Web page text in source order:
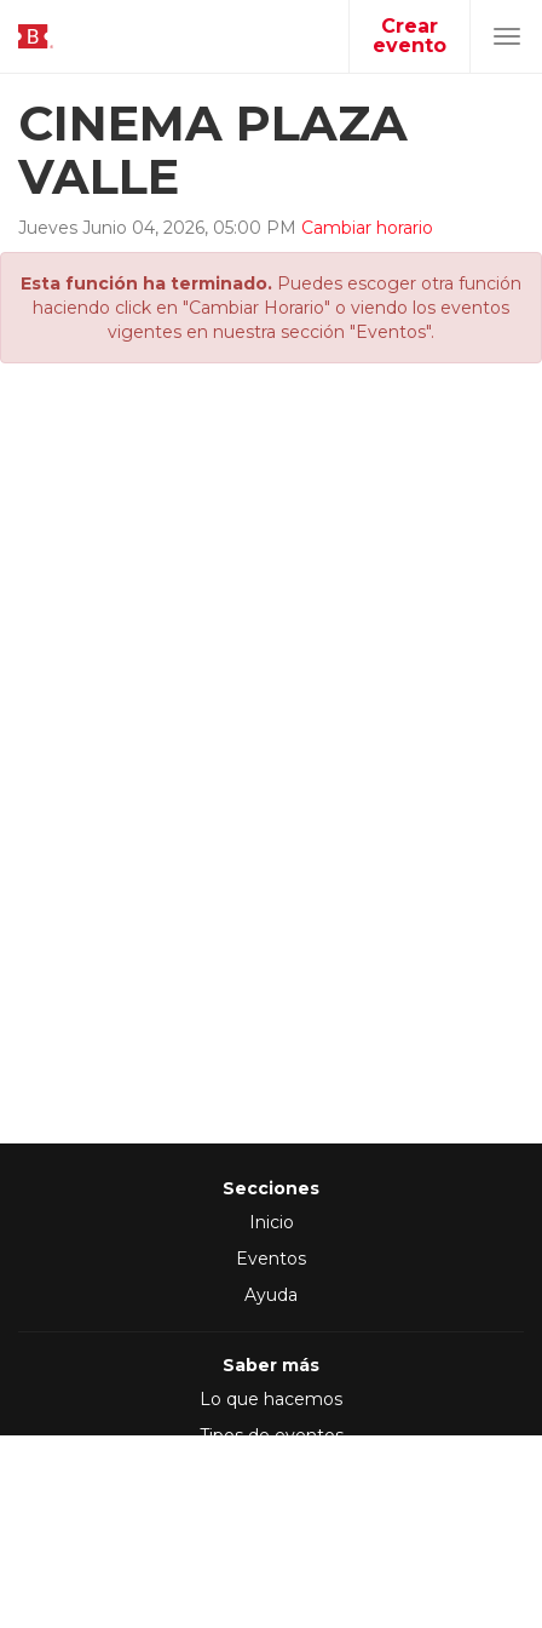
Crear
evento
CINEMA PLAZA
VALLE
Jueves Junio 04, 2026, 05:00 PM Cambiar horario
Esta función ha terminado. Puedes escoger otra función
haciendo click en "Cambiar Horario" o viendo los eventos
vigentes en nuestra sección "Eventos".
Secciones
Inicio
Eventos
Ayuda
Saber más
Lo que hacemos
Tipos de eventos